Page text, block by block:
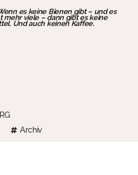
es keine Bienen gibt– und es
mehr viele – dann gibt es keine
Und auch keinen Kaffee.
Archiv